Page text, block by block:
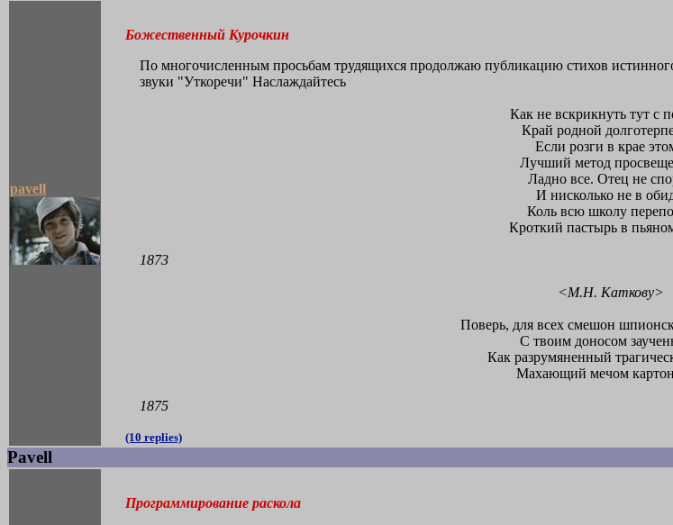
pavell
Божественный Курочкин
По многочисленным просьбам трудящихся продолжаю публикацию стихов
звуки "Уткоречи" Наслаждайтесь
Как не вскрикнуть тут с
Край родной
Если розги в крае
Лучший метод
Ладно все. Отец не
И нисколько не в
Коль всю школу
Кроткий пастырь в
1873
<М.Н. Каткову>
Поверь, для всех смешон
С твоим доносом
Как разрумяненный
Махающий мечом
1875
(10 replies)
Pavell
Программирование раскола